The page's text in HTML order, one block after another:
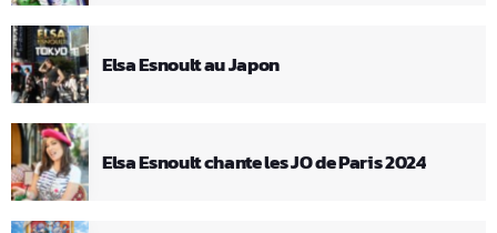
Elsa Esnoult au Japon
Elsa Esnoult chante les JO de Paris 2024